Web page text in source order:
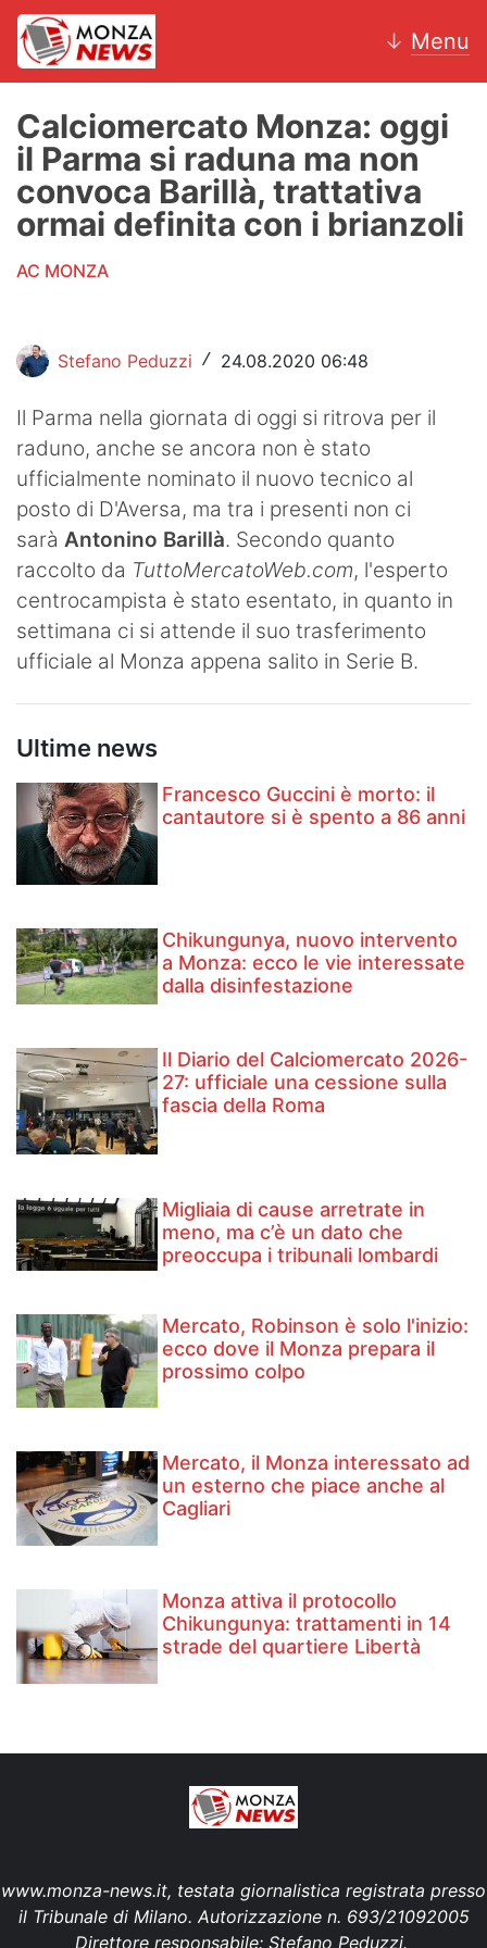
↓ Menu
News
AC Monza
Calcio
Volley
Hockey
Altri sport
Hockey
Pallanuoto
Pallamano
Altre
News
Turismo
Eventi
Calciomercato Monza: oggi
il Parma si raduna ma non
convoca Barillà, trattativa
ormai definita con i brianzoli
AC MONZA
Stefano Peduzzi / 24.08.2020 06:48
Il Parma nella giornata di oggi si ritrova per il
raduno, anche se ancora non è stato
ufficialmente nominato il nuovo tecnico al
posto di D'Aversa, ma tra i presenti non ci
sarà Antonino Barillà. Secondo quanto
raccolto da TuttoMercatoWeb.com, l'esperto
centrocampista è stato esentato, in quanto in
settimana ci si attende il suo trasferimento
ufficiale al Monza appena salito in Serie B.
Ultime news
Francesco Guccini è morto: il
cantautore si è spento a 86 anni
Chikungunya, nuovo intervento
a Monza: ecco le vie interessate
dalla disinfestazione
Il Diario del Calciomercato 2026-
27: ufficiale una cessione sulla
fascia della Roma
Migliaia di cause arretrate in
meno, ma c’è un dato che
preoccupa i tribunali lombardi
Mercato, Robinson è solo l'inizio:
ecco dove il Monza prepara il
prossimo colpo
Mercato, il Monza interessato ad
un esterno che piace anche al
Cagliari
Monza attiva il protocollo
Chikungunya: trattamenti in 14
strade del quartiere Libertà
www.monza-news.it, testata giornalistica registrata presso
il Tribunale di Milano. Autorizzazione n. 693/21092005
Direttore responsabile: Stefano Peduzzi.